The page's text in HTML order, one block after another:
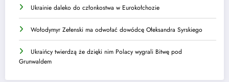
Ukrainie daleko do członkostwa w Eurokołchozie
Wołodymyr Zełenski ma odwołać dowódcę Ołeksandra Syrskiego
Ukraińcy twierdzą że dzięki nim Polacy wygrali Bitwę pod
Grunwaldem